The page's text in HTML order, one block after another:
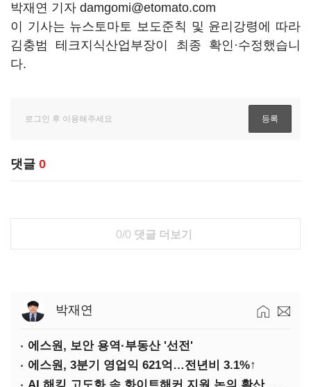
박재연 기자 damgomi@etomato.com
이 기사는 뉴스토마토 보도준칙 및 윤리강령에 따라
김충범 테크지식산업부장이 최종 확인·수정했습니
다.
댓글 0
0/0 댓글 더보기
박재연
에스원, 보안 용역·부동산 '선전'
에스원, 3분기 영업익 621억…전년비 3.1%↑